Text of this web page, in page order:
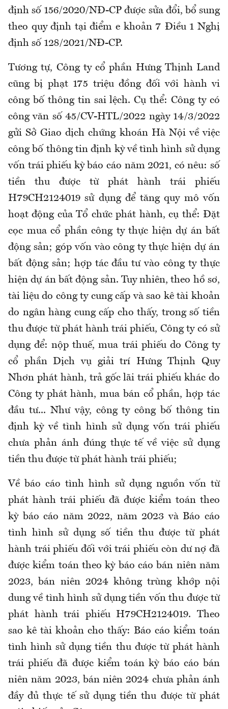
định số 156/2020/NĐ-CP được sửa đổi, bổ sung
theo quy định tại điểm e khoản 7 Điều 1 Nghị
định số 128/2021/NĐ-CP.
Tương tự, Công ty cổ phần Hưng Thịnh Land
cũng bị phạt 175 triệu đồng đối với hành vi
công bố thông tin sai lệch. Cụ thể: Công ty có
công văn số 45/CV-HTL/2022 ngày 14/3/2022
gửi Sở Giao dịch chứng khoán Hà Nội về việc
công bố thông tin định kỳ về tình hình sử dụng
vốn trái phiếu kỳ báo cáo năm 2021, có nêu: số
tiền thu được từ phát hành trái phiếu
H79CH2124019 sử dụng để tăng quy mô vốn
hoạt động của Tổ chức phát hành, cụ thể: Đặt
cọc mua cổ phần công ty thực hiện dự án bất
động sản; góp vốn vào công ty thực hiện dự án
bất động sản; hợp tác đầu tư vào công ty thực
hiện dự án bất động sản. Tuy nhiên, theo hồ sơ,
tài liệu do công ty cung cấp và sao kê tài khoản
do ngân hàng cung cấp cho thấy, trong số tiền
thu được từ phát hành trái phiếu, Công ty có sử
dụng để: nộp thuế, mua trái phiếu do Công ty
cổ phần Dịch vụ giải trí Hưng Thịnh Quy
Nhơn phát hành, trả gốc lãi trái phiếu khác do
Công ty phát hành, mua bán cổ phần, hợp tác
đầu tư... Như vậy, công ty công bố thông tin
định kỳ về tình hình sử dụng vốn trái phiếu
chưa phản ánh đúng thực tế về việc sử dụng
tiền thu được từ phát hành trái phiếu;
Về báo cáo tình hình sử dụng nguồn vốn từ
phát hành trái phiếu đã được kiểm toán theo
kỳ báo cáo năm 2022, năm 2023 và Báo cáo
tình hình sử dụng số tiền thu được từ phát
hành trái phiếu đối với trái phiếu còn dư nợ đã
được kiểm toán theo kỳ báo cáo bán niên năm
2023, bán niên 2024 không trùng khớp nội
dung về tình hình sử dụng tiền vốn thu được từ
phát hành trái phiếu H79CH2124019. Theo
sao kê tài khoản cho thấy: Báo cáo kiểm toán
tình hình sử dụng tiền thu được từ phát hành
trái phiếu đã được kiểm toán kỳ báo cáo bán
niên năm 2023, bán niên 2024 chưa phản ánh
đầy đủ thực tế sử dụng tiền thu được từ phát